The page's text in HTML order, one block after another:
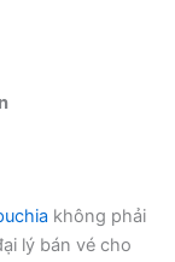
không phải
lý bán vé cho